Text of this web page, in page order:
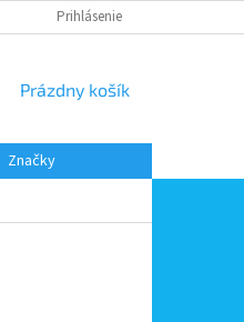
ODSTÚPENIE OD ZMLUVY
Prihlásenie
NÁKUPNÝ
Prázdny košík
Značky